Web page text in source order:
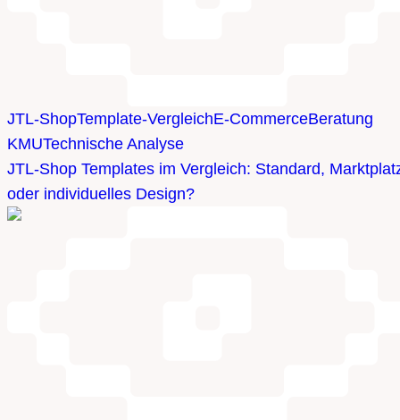
JTL-ShopTemplate-VergleichE-CommerceBeratung
KMUTechnische Analyse
JTL-Shop Templates im Vergleich: Standard,
oder individuelles Design?